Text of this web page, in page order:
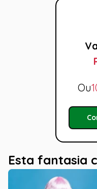
Ou
Esta fantasia